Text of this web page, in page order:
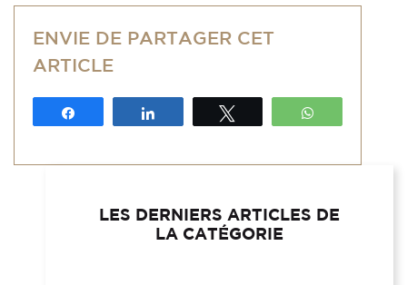
ENVIE DE PARTAGER CET
ARTICLE
LES DERNIERS ARTICLES DE
LA CATÉGORIE